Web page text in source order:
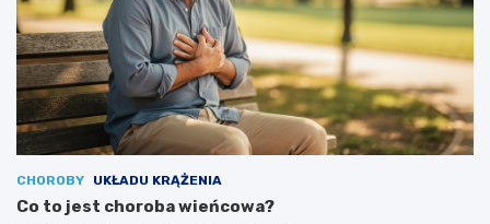
CHOROBY UKŁADU KRĄŻENIA
Co to jest choroba wieńcowa?